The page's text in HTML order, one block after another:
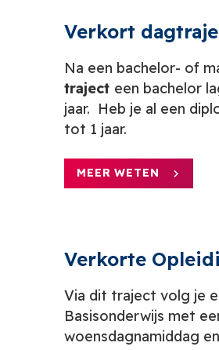
Verkort
Na een bachelor- of
traject een bachelor
jaar. Heb je al een
tot 1 jaar.
MEER WETEN
Verkorte
Via dit traject volg je
Basisonderwijs met
woensdagnamiddag